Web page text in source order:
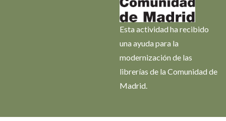
Esta actividad ha recibido
una ayuda para la
modernización de las
librerías de la Comunidad de
Madrid.